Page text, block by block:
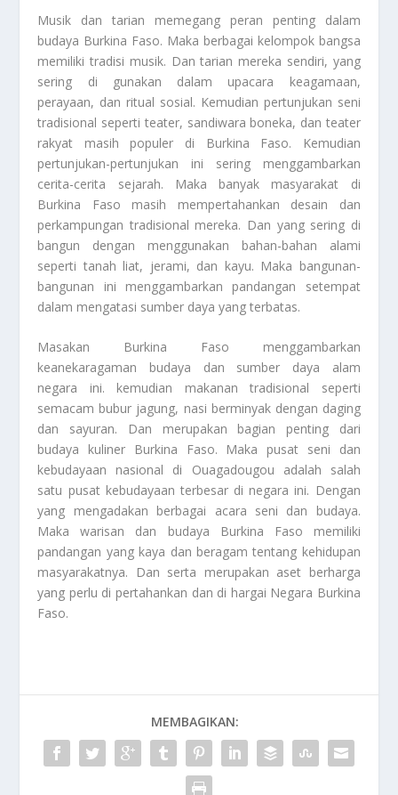
Musik dan tarian memegang peran penting dalam
budaya Burkina Faso. Maka berbagai kelompok bangsa
memiliki tradisi musik. Dan tarian mereka sendiri, yang
sering di gunakan dalam upacara keagamaan,
perayaan, dan ritual sosial. Kemudian pertunjukan seni
tradisional seperti teater, sandiwara boneka, dan teater
rakyat masih populer di Burkina Faso. Kemudian
pertunjukan-pertunjukan ini sering menggambarkan
cerita-cerita sejarah. Maka banyak masyarakat di
Burkina Faso masih mempertahankan desain dan
perkampungan tradisional mereka. Dan yang sering di
bangun dengan menggunakan bahan-bahan alami
seperti tanah liat, jerami, dan kayu. Maka bangunan-
bangunan ini menggambarkan pandangan setempat
dalam mengatasi sumber daya yang terbatas.
Masakan Burkina Faso menggambarkan
keanekaragaman budaya dan sumber daya alam
negara ini. kemudian makanan tradisional seperti
semacam bubur jagung, nasi berminyak dengan daging
dan sayuran. Dan merupakan bagian penting dari
budaya kuliner Burkina Faso. Maka pusat seni dan
kebudayaan nasional di Ouagadougou adalah salah
satu pusat kebudayaan terbesar di negara ini. Dengan
yang mengadakan berbagai acara seni dan budaya.
Maka warisan dan budaya Burkina Faso memiliki
pandangan yang kaya dan beragam tentang kehidupan
masyarakatnya. Dan serta merupakan aset berharga
yang perlu di pertahankan dan di hargai Negara Burkina
Faso.
MEMBAGIKAN: